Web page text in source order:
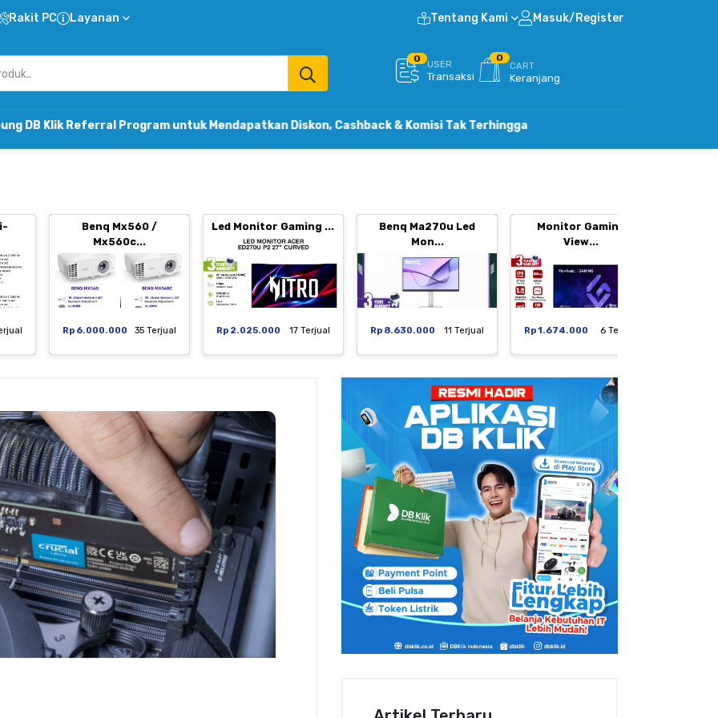
Rakit PC Layanan Tentang Kami Masuk/Register
0
USER
Transaksi
0
CART
Keranjang
Program untuk Mendapatkan Diskon, Cashback & Komisi Tak Terhingga
Benq Mx560 /
Mx560c...
Rp 6.000.000 35 Terjual
Led Monitor Gaming ...
Rp 2.025.000 17 Terjual
Benq Ma270u Led
Mon...
Rp 8.630.000 11 Terjual
Monitor Gaming
View...
Rp 1.674.000 6 Terjual